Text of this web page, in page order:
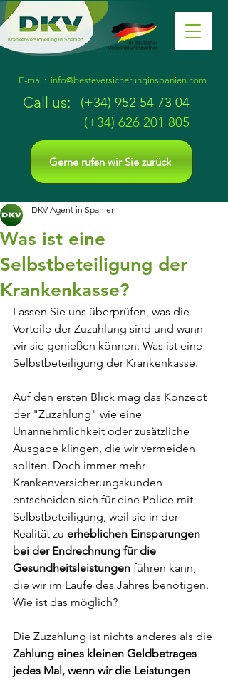
Krankenversicherung in Spanien
E-mail: info@besteversicherunginspanien.com
Call us: (+34) 952 54 73 04
(+34) 626 201 805
Gerne rufen wir Sie zurück
Was ist eine
Selbstbeteiligung der
Krankenkasse?
DKV Agent in Spanien
Lassen Sie uns überprüfen, was die
Vorteile der Zuzahlung sind und wann
wir sie genießen können. Was ist eine
Selbstbeteiligung der Krankenkasse.
Auf den ersten Blick mag das Konzept
der "Zuzahlung" wie eine
Unannehmlichkeit oder zusätzliche
Ausgabe klingen, die wir vermeiden
sollten. Doch immer mehr
Krankenversicherungskunden
entscheiden sich für eine Police mit
Selbstbeteiligung, weil sie in der
Realität zu erheblichen Einsparungen
bei der Endrechnung für die
Gesundheitsleistungen führen kann,
die wir im Laufe des Jahres benötigen.
Wie ist das möglich?
Die Zuzahlung ist nichts anderes als die
Zahlung eines kleinen Geldbetrages
jedes Mal, wenn wir die Leistungen